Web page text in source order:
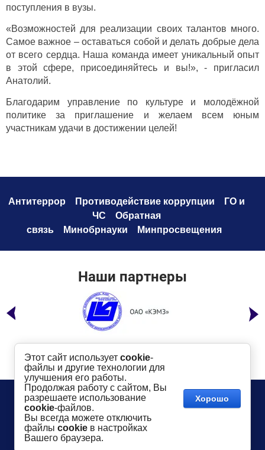
поступления в вузы.
«Возможностей для реализации своих талантов много.
Самое важное – оставаться собой и делать добрые дела
от всего сердца. Наша команда имеет уникальный опыт
в этой сфере, присоединяйтесь и вы!», - пригласил
Анатолий.
Благодарим управление по культуре и молодёжной
политике за приглашение и желаем всем юным
участникам удачи в достижении целей!
Антитеррор Противодействие коррупции
ГО и
ЧС
Обратная
связь
Минобрнауки Минпросвещения
Наши партнеры
Телефон:8 (49232) 6-96-00
Адрес: г. Ковров, ул. Маяковского, 19
Показать на карте
©2016- 2026КГТУ им. В.А. Дегтярева
Использование материалов сайта разрешается
Сайт создан в:
megagroup.ru
Этот сайт использует cookie-
файлы и другие технологии для
улучшения его работы.
Продолжая работу с сайтом, Вы
разрешаете использование
cookie-файлов.
Вы всегда можете отключить
файлы cookie в настройках
Вашего браузера.
Хорошо